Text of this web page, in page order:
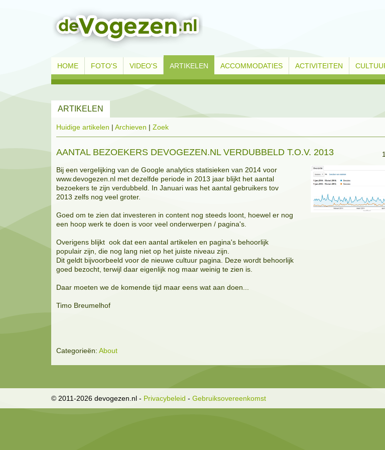
HOME FOTO'S VIDEO'S ARTIKELEN ACCOMMODATIES ACTIVITEITEN
ARTIKELEN
Huidige artikelen | Archieven | Zoek
AANTAL BEZOEKERS DEVOGEZEN.NL VERDUBBELD T.O.V. 2013
Bij een vergelijking van de Google analytics statisieken van 2014 voor
www.devogezen.nl met dezelfde periode in 2013 jaar blijkt het aantal
bezoekers te zijn verdubbeld. In Januari was het aantal gebruikers tov
2013 zelfs nog veel groter.
Goed om te zien dat investeren in content nog steeds loont, hoewel er nog
een hoop werk te doen is voor veel onderwerpen / pagina's.
Overigens blijkt ook dat een aantal artikelen en pagina's behoorlijk
populair zijn, die nog lang niet op het juiste niveau zijn.
Dit geldt bijvoorbeeld voor de nieuwe cultuur pagina. Deze wordt behoorlijk
goed bezocht, terwijl daar eigenlijk nog maar weinig te zien is.
Daar moeten we de komende tijd maar eens wat aan doen...
Timo Breumelhof
Categorieën: About
© 2011-2026 devogezen.nl - Privacybeleid - Gebruiksovereenkomst